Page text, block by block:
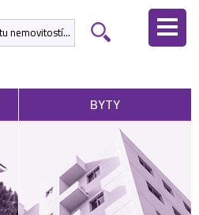
BYTY